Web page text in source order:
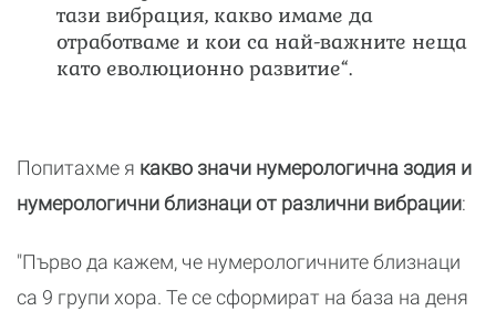
тази вибрация, какво имаме да
отработваме и кои са най-важните неща
като еволюционно развитие“.
Попитахме я какво значи нумерологична зодия и
нумерологични близнаци от различни вибрации:
"Първо да кажем, че нумерологичните близнаци
са 9 групи хора. Те се сформират на база на деня